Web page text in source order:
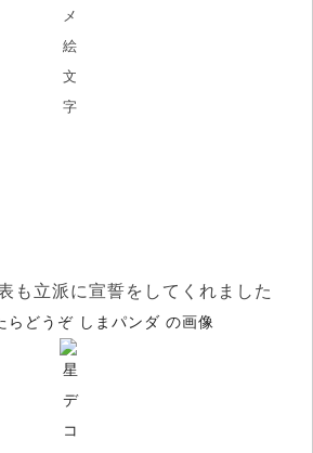
も立派に宣誓をしてくれました